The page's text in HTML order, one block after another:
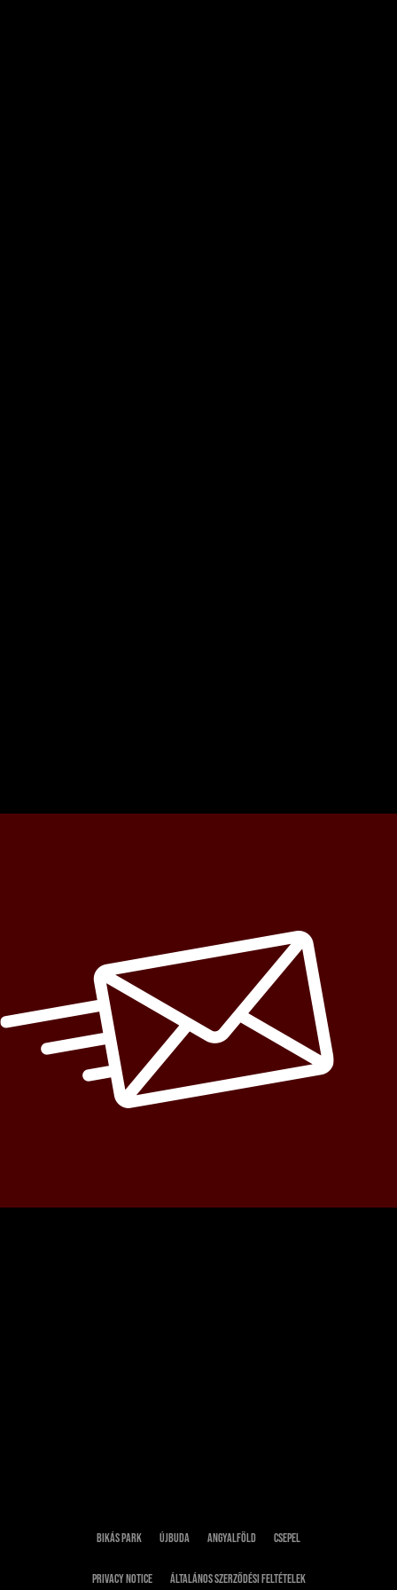
Bikás park Újbuda Angyalföld Csepel
Privacy notice Általános Szerződési Feltételek